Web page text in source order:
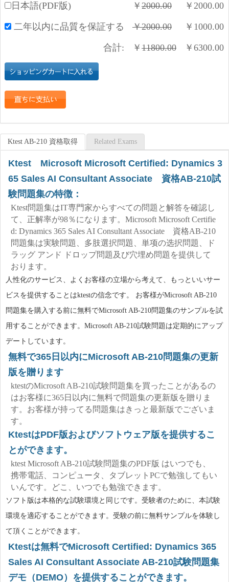
日本語(PDF版) ￥ 2000.00 ￥ 2000.00
二年以内に品質を保証する ￥2000.00 ￥ 1000.00
合計: ￥ 11800.00 ￥ 6300.00
Ktest AB-210 資格取得 Related Exams
Ktest Microsoft Microsoft Certified: Dynamics 3
65 Sales AI Consultant Associate 資格AB-210試
験問題集の特徴：
Ktest問題集はIT専門家からすべての問題と解答を確認し
て、正解率が98％になります。Microsoft Microsoft Certifie
d: Dynamics 365 Sales AI Consultant Associate 資格AB-210
問題集は実験問題、多肢選択問題、単项の选択問題、ド
ラッグ アンド ドロップ問題及び穴埋め問題を提供して
おります。
人性化のサービス、よくお客様の立場から考えて、もっといいサー
ビスを提供することはktestの信念です。 お客様がMicrosoft AB-210
問題集を購入する前に無料でMicrosoft AB-210問題集のサンプルを試
用することができます。Microsoft AB-210試験問題は定期的にアップ
デートしています。
無料で365日以内にMicrosoft AB-210問題集の更新
版を贈ります
ktestのMicrosoft AB-210試験問題集を買ったことがあるの
はお客様に365日以内に無料で問題集の更新版を贈りま
す。お客様が持ってる問題集はきっと最新版でございま
す。
KtestはPDF版およびソフトウェア版を提供するこ
とができます。
ktest Microsoft AB-210試験問題集のPDF版 はいつでも、
携帯電話、コンピュータ、タブレットPCで勉強してもい
いんです。どこ、いつでも勉強できます。
ソフト版は本格的な試験環境と同じです。受験者のために、本試験
環境を適応することができます。受験の前に無料サンプルを体験し
て頂くことができます。
Ktestは無料でMicrosoft Certified: Dynamics 365
Sales AI Consultant Associate AB-210試験問題集
デモ（DEMO）を提供することができます。